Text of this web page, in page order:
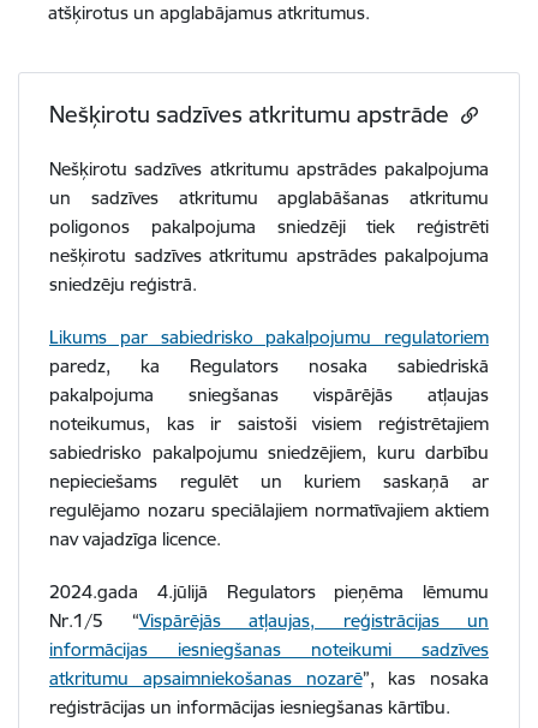
atšķirotus un apglabājamus atkritumus.
Nešķirotu sadzīves atkritumu apstrāde
Nešķirotu sadzīves atkritumu apstrādes pakalpojuma
un sadzīves atkritumu apglabāšanas atkritumu
poligonos pakalpojuma sniedzēji tiek reģistrēti
nešķirotu sadzīves atkritumu apstrādes pakalpojuma
sniedzēju reģistrā.
Likums par sabiedrisko pakalpojumu regulatoriem
paredz, ka Regulators nosaka sabiedriskā
pakalpojuma sniegšanas vispārējās atļaujas
noteikumus, kas ir saistoši visiem reģistrētajiem
sabiedrisko pakalpojumu sniedzējiem, kuru darbību
nepieciešams regulēt un kuriem saskaņā ar
regulējamo nozaru speciālajiem normatīvajiem aktiem
nav vajadzīga licence.
2024.gada 4.jūlijā Regulators pieņēma lēmumu
Nr.1/5 “Vispārējās atļaujas, reģistrācijas un
informācijas iesniegšanas noteikumi sadzīves
atkritumu apsaimniekošanas nozarē”, kas nosaka
reģistrācijas un informācijas iesniegšanas kārtību.